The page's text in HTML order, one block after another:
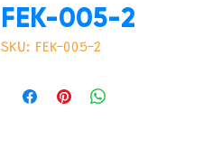
FEK-005-2
SKU: FEK-005-2